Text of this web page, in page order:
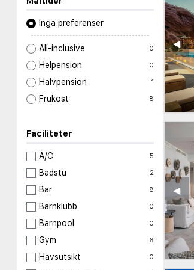
Inga preferenser
All-inclusive 0
Helpension 0
Halvpension 1
Frukost 8
Faciliteter
A/C 5
Badstu 2
Bar 8
Barnklubb 0
Barnpool 0
Gym 6
Havsutsikt 0
◀︎
◀︎